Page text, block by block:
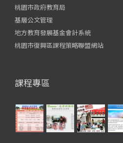
桃園市政府教育局
基層公文管理
地方教育發展基金會計系統
桃園市復興區課程策略聯盟網站
課程專區